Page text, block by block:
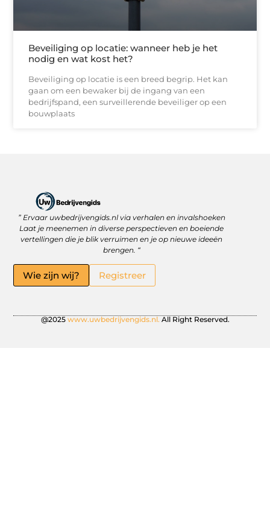
Beveiliging op locatie: wanneer heb je het
nodig en wat kost het?
Beveiliging op locatie is een breed begrip. Het kan
gaan om een bewaker bij de ingang van een
bedrijfspand, een surveillerende beveiliger op een
bouwplaats
” Ervaar uwbedrijvengids.nl via verhalen en invalshoeken
Laat je meenemen in diverse perspectieven en boeiende
vertellingen die je blik verruimen en je op nieuwe ideeën
brengen. “
Wie zijn wij? Registreer
@2025 www.uwbedrijvengids.nl. All Right Reserved.